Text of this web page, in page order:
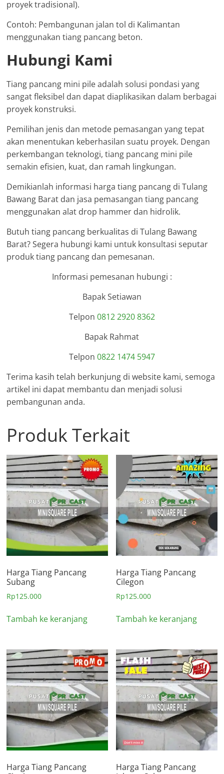
proyek tradisional).
Contoh: Pembangunan jalan tol di Kalimantan
menggunakan tiang pancang beton.
Hubungi Kami
Tiang pancang mini pile adalah solusi pondasi yang
sangat fleksibel dan dapat diaplikasikan dalam berbagai
proyek konstruksi.
Pemilihan jenis dan metode pemasangan yang tepat
akan menentukan keberhasilan suatu proyek. Dengan
perkembangan teknologi, tiang pancang mini pile
semakin efisien, kuat, dan ramah lingkungan.
Demikianlah informasi harga tiang pancang di Tulang
Bawang Barat dan jasa pemasangan tiang pancang
menggunakan alat drop hammer dan hidrolik.
Butuh tiang pancang berkualitas di Tulang Bawang
Barat? Segera hubungi kami untuk konsultasi seputar
produk tiang pancang dan pemesanan.
Informasi pemesanan hubungi :
Bapak Setiawan
Telpon 0812 2920 8362
Bapak Rahmat
Telpon 0822 1474 5947
Terima kasih telah berkunjung di website kami, semoga
artikel ini dapat membantu dan menjadi solusi
pembangunan anda.
Produk Terkait
Harga Tiang Pancang
Subang
Rp125.000
Tambah ke keranjang
Harga Tiang Pancang
Cilegon
Rp125.000
Tambah ke keranjang
Harga Tiang Pancang
Harga Tiang Pancang